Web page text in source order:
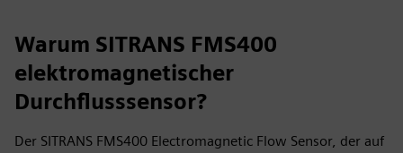
Warum SITRANS FMS400
elektromagnetischer
Durchflusssensor?
Der SITRANS FMS400 Electromagnetic Flow Sensor, der auf